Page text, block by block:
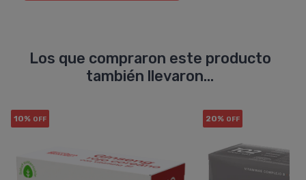
Los que compraron este producto
también llevaron...
10% OFF 20% OFF